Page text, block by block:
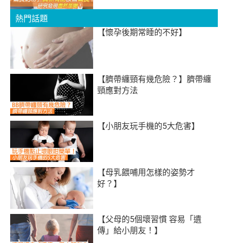
熱門話題
【懷孕後期常睡的不好】
【臍帶纏頸有幾危險？】臍帶纏
頸應對方法
【小朋友玩手機的5大危害】
【母乳餵哺用怎樣的姿勢才
好？】
【父母的5個壞習慣 容易「遺
傳」給小朋友！】